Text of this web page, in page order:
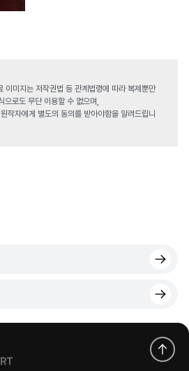
이미지는 저작권법 등 관계법령에 따라 복제뿐만
으로도 무단 이용할 수 없으며,
작자에게 별도의 동의를 받아야함을 알려드립니